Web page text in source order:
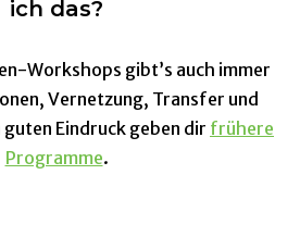
ich das?
Workshops gibt’s auch immer
Vernetzung, Transfer und
Eindruck geben dir frühere
Programme.